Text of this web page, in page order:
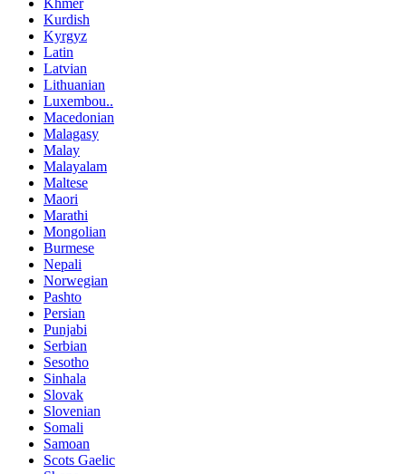
Khmer
Kurdish
Kyrgyz
Latin
Latvian
Lithuanian
Luxembou..
Macedonian
Malagasy
Malay
Malayalam
Maltese
Maori
Marathi
Mongolian
Burmese
Nepali
Norwegian
Pashto
Persian
Punjabi
Serbian
Sesotho
Sinhala
Slovak
Slovenian
Somali
Samoan
Scots Gaelic